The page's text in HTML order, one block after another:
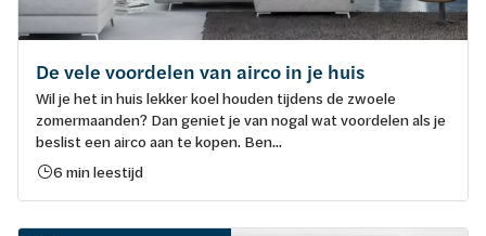
De vele voordelen van airco in je huis
Wil je het in huis lekker koel houden tijdens de zwoele
zomermaanden? Dan geniet je van nogal wat voordelen als je
beslist een airco aan te kopen. Ben...
6 min leestijd